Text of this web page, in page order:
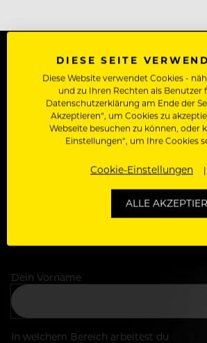
Zugriff auf alle Artikel, Videos &
Dein Vorname
In welchem Bereich arbeitest du
DIESE SEITE
Diese Website verwendet Cookies -
und zu Ihren Rechten als Benutzer
Datenschutzerklärung am Ende der
Akzeptieren“, um Cookies zu
Webseite besuchen zu können, oder
Einstellungen“, um Ihre Cookies
Cookie-Einstellungen
ALLE